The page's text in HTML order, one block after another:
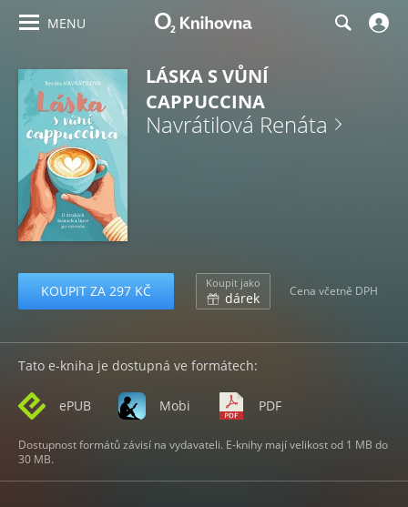
MENU
LÁSKA S VŮNÍ
CAPPUCCINA
Navrátilová Renáta
KOUPIT ZA 297 KČ Koupit jako
dárek Cena včetně DPH
Tato e-kniha je dostupná ve formátech:
ePUB Mobi PDF
Dostupnost formátů závisí na vydavateli. E-knihy mají velikost od 1 MB do
30 MB.